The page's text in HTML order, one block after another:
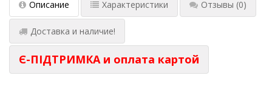
Описание Характеристики Отзывы (0)
Доставка и наличие!
Є-ПІДТРИМКА и оплата картой